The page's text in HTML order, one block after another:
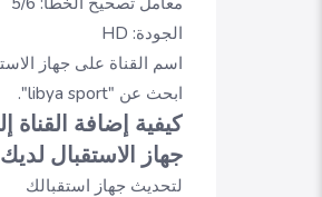
الجودة:HD
اسم القناة على جهاز
ابحث عن "libya sport".
كيفية إضافة القناة
جهاز الاستقبال لديك
لتحديث جهاز استقبالك